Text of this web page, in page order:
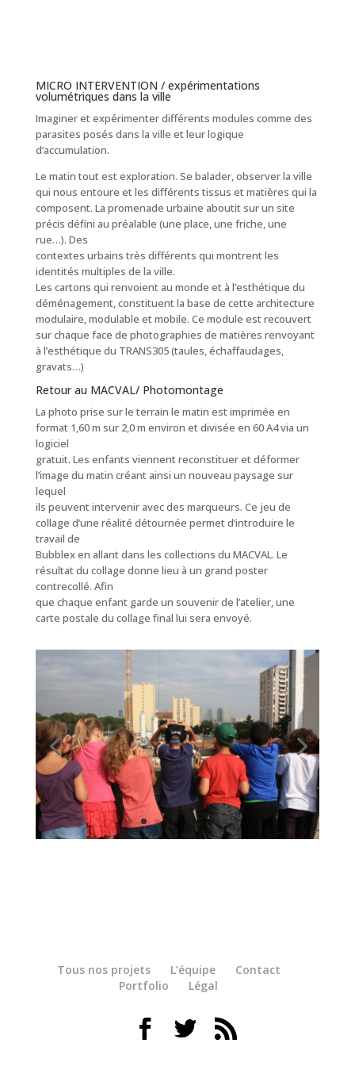
MICRO INTERVENTION / expérimentations
volumétriques dans la ville
Imaginer et expérimenter différents modules comme des
parasites posés dans la ville et leur logique
d’accumulation.
Le matin tout est exploration. Se balader, observer la ville
qui nous entoure et les différents tissus et matières qui la
composent. La promenade urbaine aboutit sur un site
précis défini au préalable (une place, une friche, une
rue…). Des
contextes urbains très différents qui montrent les
identités multiples de la ville.
Les cartons qui renvoient au monde et à l’esthétique du
déménagement, constituent la base de cette architecture
modulaire, modulable et mobile. Ce module est recouvert
sur chaque face de photographies de matières renvoyant
à l’esthétique du TRANS305 (taules, échaffaudages,
gravats…)
Retour au MACVAL/ Photomontage
La photo prise sur le terrain le matin est imprimée en
format 1,60 m sur 2,0 m environ et divisée en 60 A4 via un
logiciel
gratuit. Les enfants viennent reconstituer et déformer
l’image du matin créant ainsi un nouveau paysage sur
lequel
ils peuvent intervenir avec des marqueurs. Ce jeu de
collage d’une réalité détournée permet d’introduire le
travail de
Bubblex en allant dans les collections du MACVAL. Le
résultat du collage donne lieu à un grand poster
contrecollé. Afin
que chaque enfant garde un souvenir de l’atelier, une
carte postale du collage final lui sera envoyé.
Tous nos projets L’équipe
Contact
Portfolio
Légal